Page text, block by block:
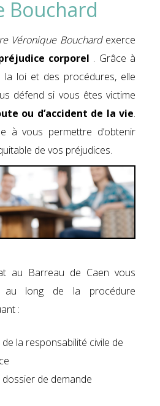
Bouchard
Véronique Bouchard exerce
corporel . Grâce à
la loi et des procédures, elle
défend si vous êtes victime
ou d’accident de la vie.
à vous permettre d’obtenir
de vos préjudices.
au Barreau de Caen vous
au long de la procédure
:
la responsabilité civile de
de demande